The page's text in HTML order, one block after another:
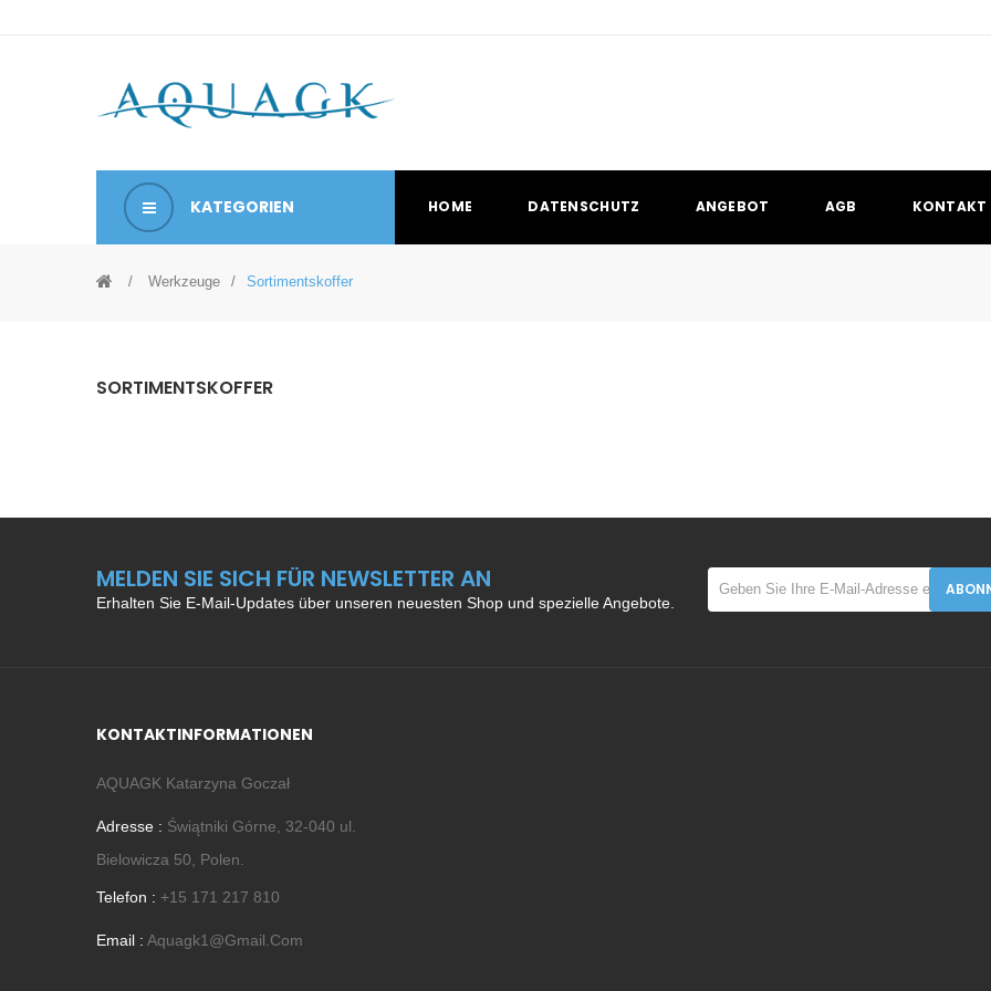
KATEGORIEN HOME DATENSCHUTZ ANGEBOT AGB KONTAKT
Werkzeuge Sortimentskoffer
SORTIMENTSKOFFER
MELDEN SIE SICH FÜR NEWSLETTER AN
Erhalten Sie E-Mail-Updates über unseren neuesten Shop und spezielle Angebote.
KONTAKTINFORMATIONEN
AQUAGK Katarzyna Goczał
Adresse : Świątniki Górne, 32-040 ul.
Bielowicza 50, Polen.
Telefon : +15 171 217 810
Email : Aquagk1@gmail.com